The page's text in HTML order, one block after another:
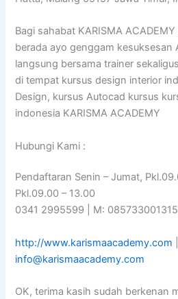
Bagi sahabat KARISMA
berada ayo genggam kesuksesan
langsung bersama trainer
di tempat kursus design interior
Design, kursus Autocad kursus
indonesia KARISMA ACADEMY
Hubungi Kami :
Pendaftaran Senin – Jumat,
Pkl.09.00 – 13.00
0341 2995599 | M:
http://www.karismaacademy.com
info@karismaacademy.com
OK, terima kasih sudah berkenan